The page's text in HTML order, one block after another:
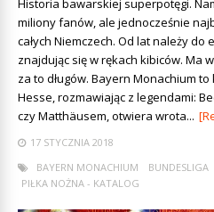
miliony fanów, ale jednocześnie
całych Niemczech. Od lat należy do
znajdując się w rękach kibiców. Ma
za to długów. Bayern Monachium to
Hesse, rozmawiając z legendami:
czy Matthäusem, otwiera wrota...
17 STYCZNIA 2018
BAYERN MONACHIUM
BUNDESLIGA
PIŁKA NOŻNA - KATALOG